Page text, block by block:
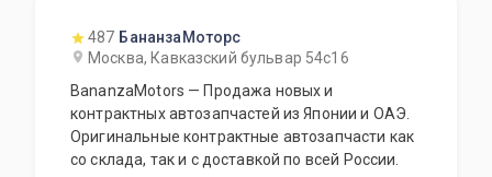
487 БананзаМоторс
Москва, Кавказский бульвар 54с16
BananzaMotors — Продажа новых и
контрактных автозапчастей из Японии и ОАЭ.
Оригинальные контрактные автозапчасти как
со склада, так и с доставкой по всей России.